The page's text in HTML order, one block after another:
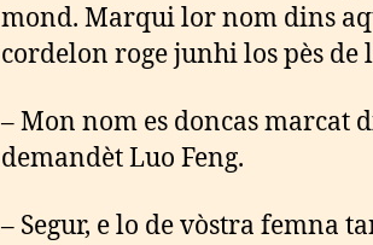
mond. Marqui lor nom dins
cordelon roge junhi los pès de
– Mon nom es doncas marcat
demandèt Luo Feng.
– Segur, e lo de vòstra femna